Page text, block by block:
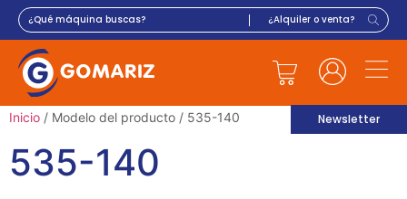
Newsletter
Inicio / Modelo del producto / 535-140
535-140